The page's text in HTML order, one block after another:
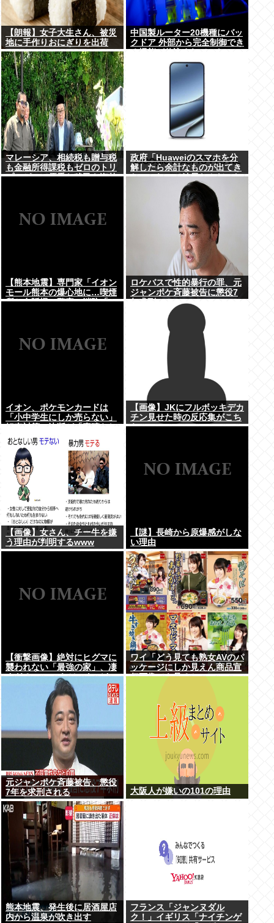
【朗報】女子大生さん、被災
地に手作りおにぎりを出荷
中国製ルーター20機種にバッ
クドア 外部から完全制御でき
マレーシア、相続税も贈与税
も金融所得課税もゼロのトリ
プルゼロで優秀な移民を海外
政府「Huaweiのスマホを分
解したら余計なものが出てき
た」これって結局なんだった
【熊本地震】専門家「イオン
モール熊本の爆心地に…喫煙
所と自販機」警察・消防「」
ロケバスで性的暴行の罪、元
ジャンポケ斉藤被告に懲役7
イオン、ポケモンカードは
「小中学生にしか売らない」
い」
【画像】JKにフルボッキデカ
チン見せた時の反応集がこち
らww
【画像】女さん、チー牛を嫌
う理由が判明するwww
【謎】長崎から原爆感がしな
い理由
【衝撃画像】絶対にヒグマに
襲われない「最強の家」、凄
すぎるwwwこれは…ヤバす
ワイ「どう見ても熟女AVのパ
ッケージにしか見えん商品宣
伝画像でも見るか...」
元ジャンポケ斉藤被告、懲役
7年を求刑される
大阪人が嫌いの101の理由
熊本地震、発生後に居酒屋店
内から温泉が吹き出す
フランス「ジャンヌダル
ク！」イギリス「ナイチンゲ